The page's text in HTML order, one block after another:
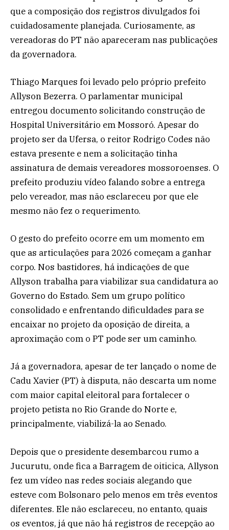
que a composição dos registros divulgados foi
cuidadosamente planejada. Curiosamente, as
vereadoras do PT não apareceram nas publicações
da governadora.
Thiago Marques foi levado pelo próprio prefeito
Allyson Bezerra. O parlamentar municipal
entregou documento solicitando construção de
Hospital Universitário em Mossoró. Apesar do
projeto ser da Ufersa, o reitor Rodrigo Codes não
estava presente e nem a solicitação tinha
assinatura de demais vereadores mossoroenses. O
prefeito produziu vídeo falando sobre a entrega
pelo vereador, mas não esclareceu por que ele
mesmo não fez o requerimento.
O gesto do prefeito ocorre em um momento em
que as articulações para 2026 começam a ganhar
corpo. Nos bastidores, há indicações de que
Allyson trabalha para viabilizar sua candidatura ao
Governo do Estado. Sem um grupo político
consolidado e enfrentando dificuldades para se
encaixar no projeto da oposição de direita, a
aproximação com o PT pode ser um caminho.
Já a governadora, apesar de ter lançado o nome de
Cadu Xavier (PT) à disputa, não descarta um nome
com maior capital eleitoral para fortalecer o
projeto petista no Rio Grande do Norte e,
principalmente, viabilizá-la ao Senado.
Depois que o presidente desembarcou rumo a
Jucurutu, onde fica a Barragem de oiticica, Allyson
fez um vídeo nas redes sociais alegando que
esteve com Bolsonaro pelo menos em três eventos
diferentes. Ele não esclareceu, no entanto, quais
os eventos, já que não há registros de recepção ao